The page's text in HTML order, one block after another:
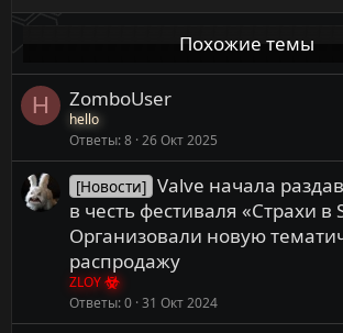
Похожие темы
H ZomboUser
hello
Ответы 8 26 Окт 2025
[Новости] Valve начала
в честь фестиваля «Страхи в
Организовали новую
распродажу
ZLOY
Ответы 0 31 Окт 2024